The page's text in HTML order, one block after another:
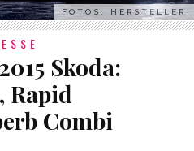
FOTOS: HERSTELLER
Skoda:
Rapid
Combi